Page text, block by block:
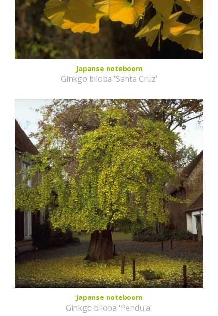
Japanse noteboom
Ginkgo biloba 'Santa Cruz'
Japanse noteboom
Ginkgo biloba 'Pendula'